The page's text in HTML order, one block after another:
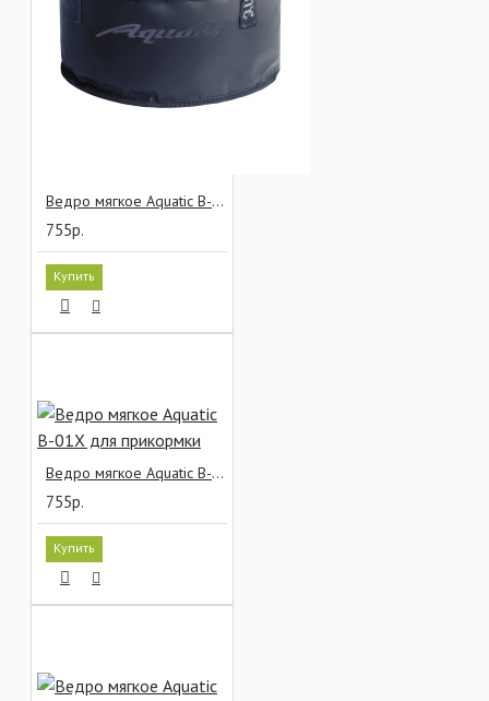
Ведро мягкое Aquatic В-01С для прикормки
755р.
Купить
Ведро мягкое Aquatic В-01Х для прикормки
755р.
Купить